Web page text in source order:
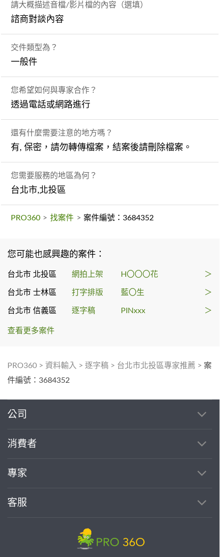
請大概描述音檔/影片檔的內容（選填）
諮商對談內容
交件類型為？
一般件
您希望如何與專家合作？
透過電話或網路進行
還有什麼需要注意的地方嗎？
有, 保密，請勿轉傳檔案，結案後請刪除檔案。
您需要服務的地區為何？
台北市,北投區
PRO360 > 找案件 > 案件編號：3684352
您可能也感興趣的案件：
台北市 北投區 網拍上架 H〇〇〇花 ＞
台北市 士林區 打字排版 藍〇生 ＞
台北市 信義區 逐字稿 PINxxx ＞
查看更多案件
PRO360 > 資料輸入 > 逐字稿 > 台北市北投區專家推薦 > 案
件編號：3684352
公司
消費者
專家
客服